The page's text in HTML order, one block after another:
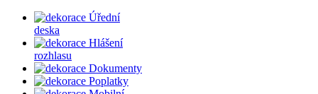
Úřední
deska
Hlášení
rozhlasu
Dokumenty
Poplatky